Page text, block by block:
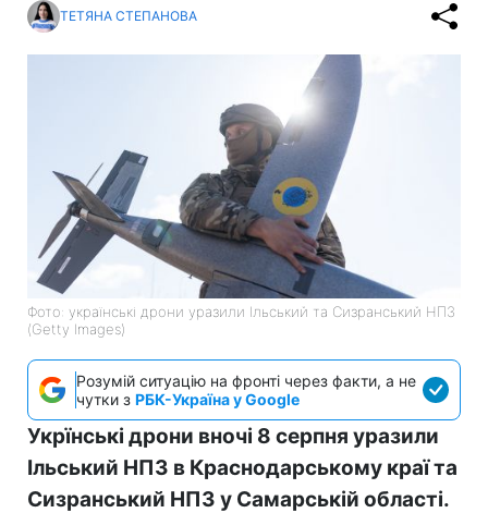
ТЕТЯНА СТЕПАНОВА
Фото: українські дрони уразили Ільський та Сизранський НПЗ
(Getty Images)
Розумій ситуацію на фронті через факти, а не
чутки з РБК-Україна у Google
Укрїнські дрони вночі 8 серпня уразили
Ільський НПЗ в Краснодарському краї та
Сизранський НПЗ у Самарській області.